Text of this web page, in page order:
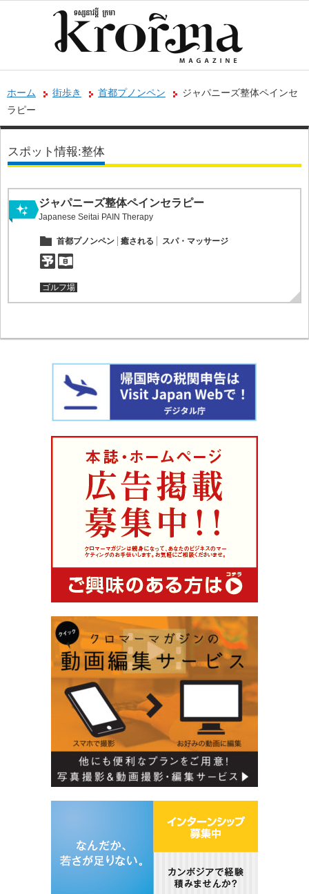
ホーム 街歩き 首都プノンペン
ジャパニーズ整体ペインセ
ラピー
スポット情報:整体
ジャパニーズ整体ペインセラピー
Japanese Seitai PAIN Therapy
首都プノンペン 癒される スパ・マッサージ
ゴルフ場